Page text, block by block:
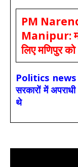
PM
Manipur:
लिए मणिपुर
Politics
सरकारों में
थे